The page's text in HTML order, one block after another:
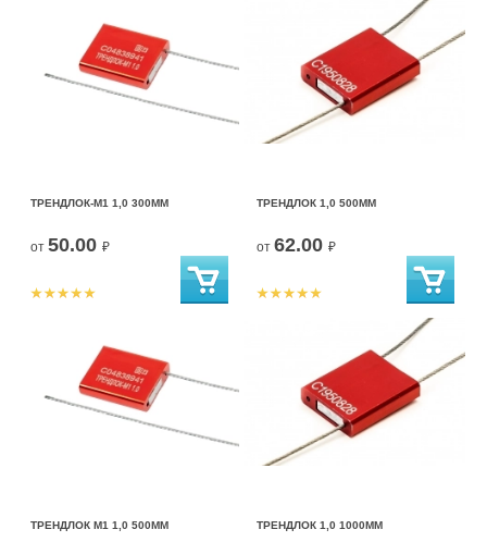
ТРЕНДЛОК-М1 1,0 300ММ
от 50.00 ₽
ТРЕНДЛОК 1,0 500ММ
от 62.00 ₽
ТРЕНДЛОК М1 1,0 500ММ ТРЕНДЛОК 1,0 1000ММ